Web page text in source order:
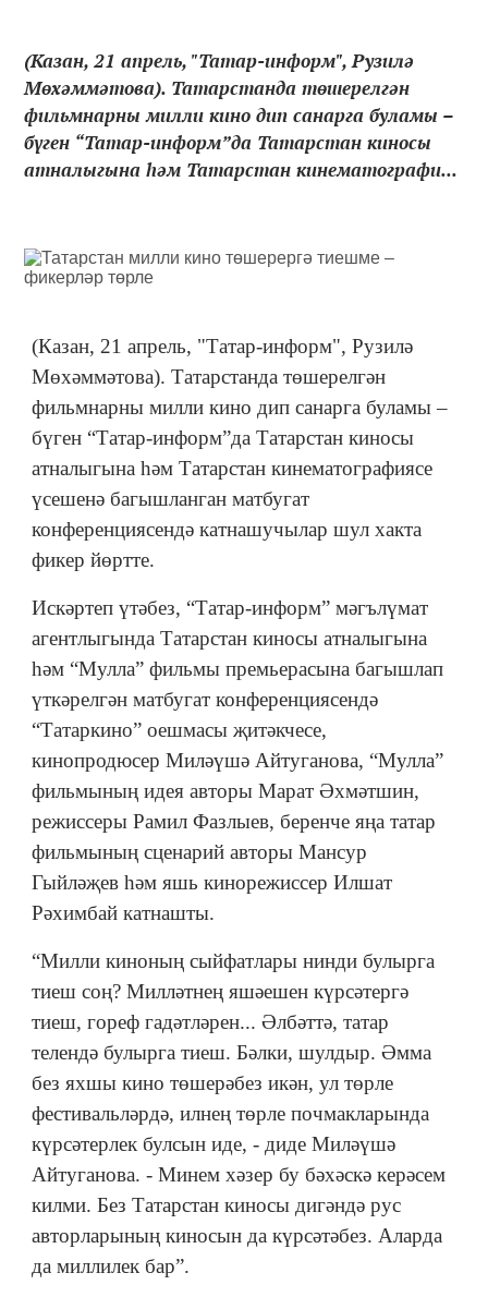
(Казан, 21 апрель, "Татар-информ", Рузилә
Мөхәммәтова). Татарстанда төшерелгән
фильмнарны милли кино дип санарга буламы –
бүген “Татар-информ”да Татарстан киносы
атналыгына һәм Татарстан кинематографи...
(Казан, 21 апрель, "Татар-информ", Рузилә
Мөхәммәтова). Татарстанда төшерелгән
фильмнарны милли кино дип санарга буламы –
бүген “Татар-информ”да Татарстан киносы
атналыгына һәм Татарстан кинематографиясе
үсешенә багышланган матбугат
конференциясендә катнашучылар шул хакта
фикер йөртте.
Искәртеп үтәбез, “Татар-информ” мәгълүмат
агентлыгында Татарстан киносы атналыгына
һәм “Мулла” фильмы премьерасына багышлап
үткәрелгән матбугат конференциясендә
“Татаркино” оешмасы җитәкчесе,
кинопродюсер Миләүшә Айтуганова, “Мулла”
фильмының идея авторы Марат Әхмәтшин,
режиссеры Рамил Фазлыев, беренче яңа татар
фильмының сценарий авторы Мансур
Гыйләҗев һәм яшь кинорежиссер Илшат
Рәхимбай катнашты.
“Милли киноның сыйфатлары нинди булырга
тиеш соң? Милләтнең яшәешен күрсәтергә
тиеш, гореф гадәтләрен... Әлбәттә, татар
телендә булырга тиеш. Бәлки, шулдыр. Әмма
без яхшы кино төшерәбез икән, ул төрле
фестивальләрдә, илнең төрле почмакларында
күрсәтерлек булсын иде, - диде Миләүшә
Айтуганова. - Минем хәзер бу бәхәскә керәсем
килми. Без Татарстан киносы дигәндә рус
авторларының киносын да күрсәтәбез. Аларда
да миллилек бар”.